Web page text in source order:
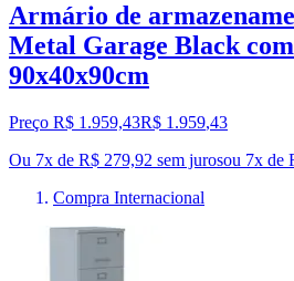
Armário de
Metal Garage Black
90x40x90cm
Preço R$ 1.959,43R$ 1.959,43
Ou 7x de R$ 279,92 sem jurosou 7x de
Compra Internacional